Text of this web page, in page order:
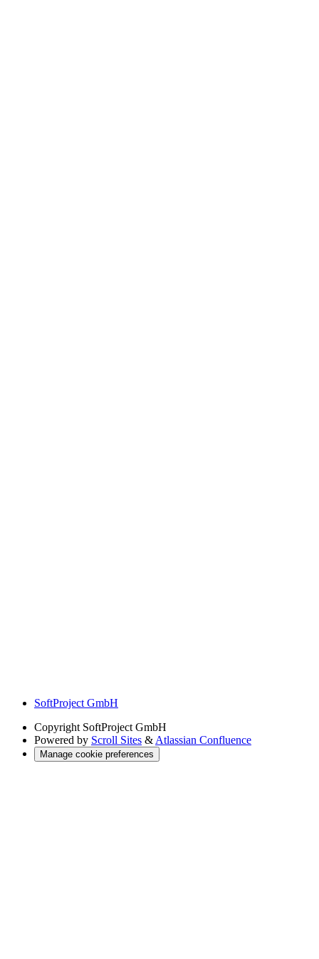
SoftProject GmbH
Copyright SoftProject GmbH
Powered by Scroll Sites & Atlassian Confluence
Manage cookie preferences